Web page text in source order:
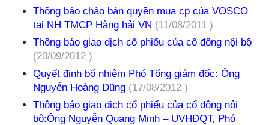
Thông báo chào bán quyền mua cp của VOSCO
tại NH TMCP Hàng hải VN (11/08/2011 )
Thông báo giao dịch cổ phiếu của cổ đông nội bộ
(20/09/2012 )
Quyết định bổ nhiệm Phó Tổng giám đốc: Ông
Nguyễn Hoàng Dũng (17/08/2012 )
Thông báo giao dịch cổ phiếu của cổ đông nội
bộ:Ông Nguyễn Quang Minh – UVHĐQT, Phó